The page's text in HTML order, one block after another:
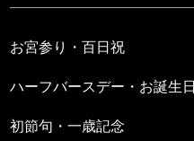
お宮参り・百日祝
ハーフバースデー・お誕生日
初節句・一歳記念